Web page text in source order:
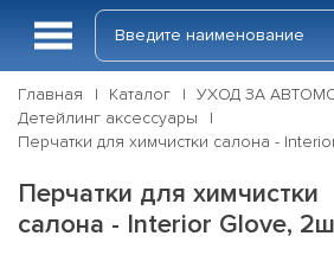
Главная Каталог
УХОД ЗА
Детейлинг аксессуары
Перчатки для химчистки салона -
Перчатки для химчистки
салона - Interior Glove,